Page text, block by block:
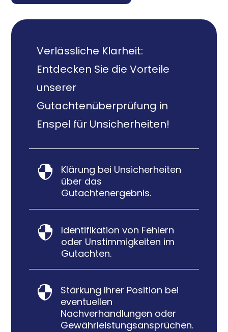
Verlässliche Klarheit:
Entdecken Sie die Vorteile
unserer
Gutachtenüberprüfung in
Enspel für Unsicherheiten!

Klärung bei Unsicherheiten
über das
Gutachtenergebnis.

Identifikation von Fehlern
oder Unstimmigkeiten im
Gutachten.

Stärkung Ihrer Position bei
eventuellen
Nachverhandlungen oder
Gewährleistungsansprüchen.